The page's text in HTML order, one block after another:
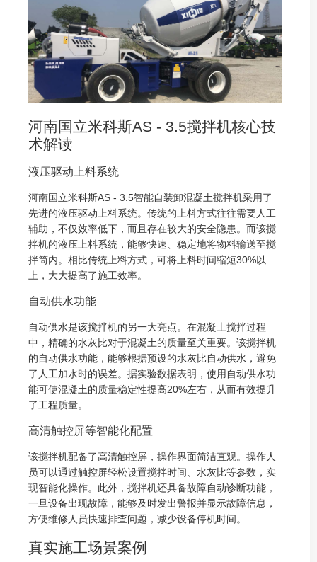
河南国立米科斯AS - 3.5搅拌机核心技
术解读
液压驱动上料系统
河南国立米科斯AS - 3.5智能自装卸混凝土搅拌机采用了
先进的液压驱动上料系统。传统的上料方式往往需要人工
辅助，不仅效率低下，而且存在较大的安全隐患。而该搅
拌机的液压上料系统，能够快速、稳定地将物料输送至搅
拌筒内。相比传统上料方式，可将上料时间缩短30%以
上，大大提高了施工效率。
自动供水功能
自动供水是该搅拌机的另一大亮点。在混凝土搅拌过程
中，精确的水灰比对于混凝土的质量至关重要。该搅拌机
的自动供水功能，能够根据预设的水灰比自动供水，避免
了人工加水时的误差。据实验数据表明，使用自动供水功
能可使混凝土的质量稳定性提高20%左右，从而有效提升
了工程质量。
高清触控屏等智能化配置
该搅拌机配备了高清触控屏，操作界面简洁直观。操作人
员可以通过触控屏轻松设置搅拌时间、水灰比等参数，实
现智能化操作。此外，搅拌机还具备故障自动诊断功能，
一旦设备出现故障，能够及时发出警报并显示故障信息，
方便维修人员快速排查问题，减少设备停机时间。
真实施工场景案例